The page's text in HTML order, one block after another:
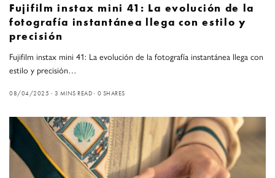
Fujifilm instax mini 41: La evolución de la
fotografía instantánea llega con estilo y
precisión
Fujifilm instax mini 41: La evolución de la fotografía instantánea llega con
estilo y precisión…
08/04/2025 3 MINS READ 0 SHARES